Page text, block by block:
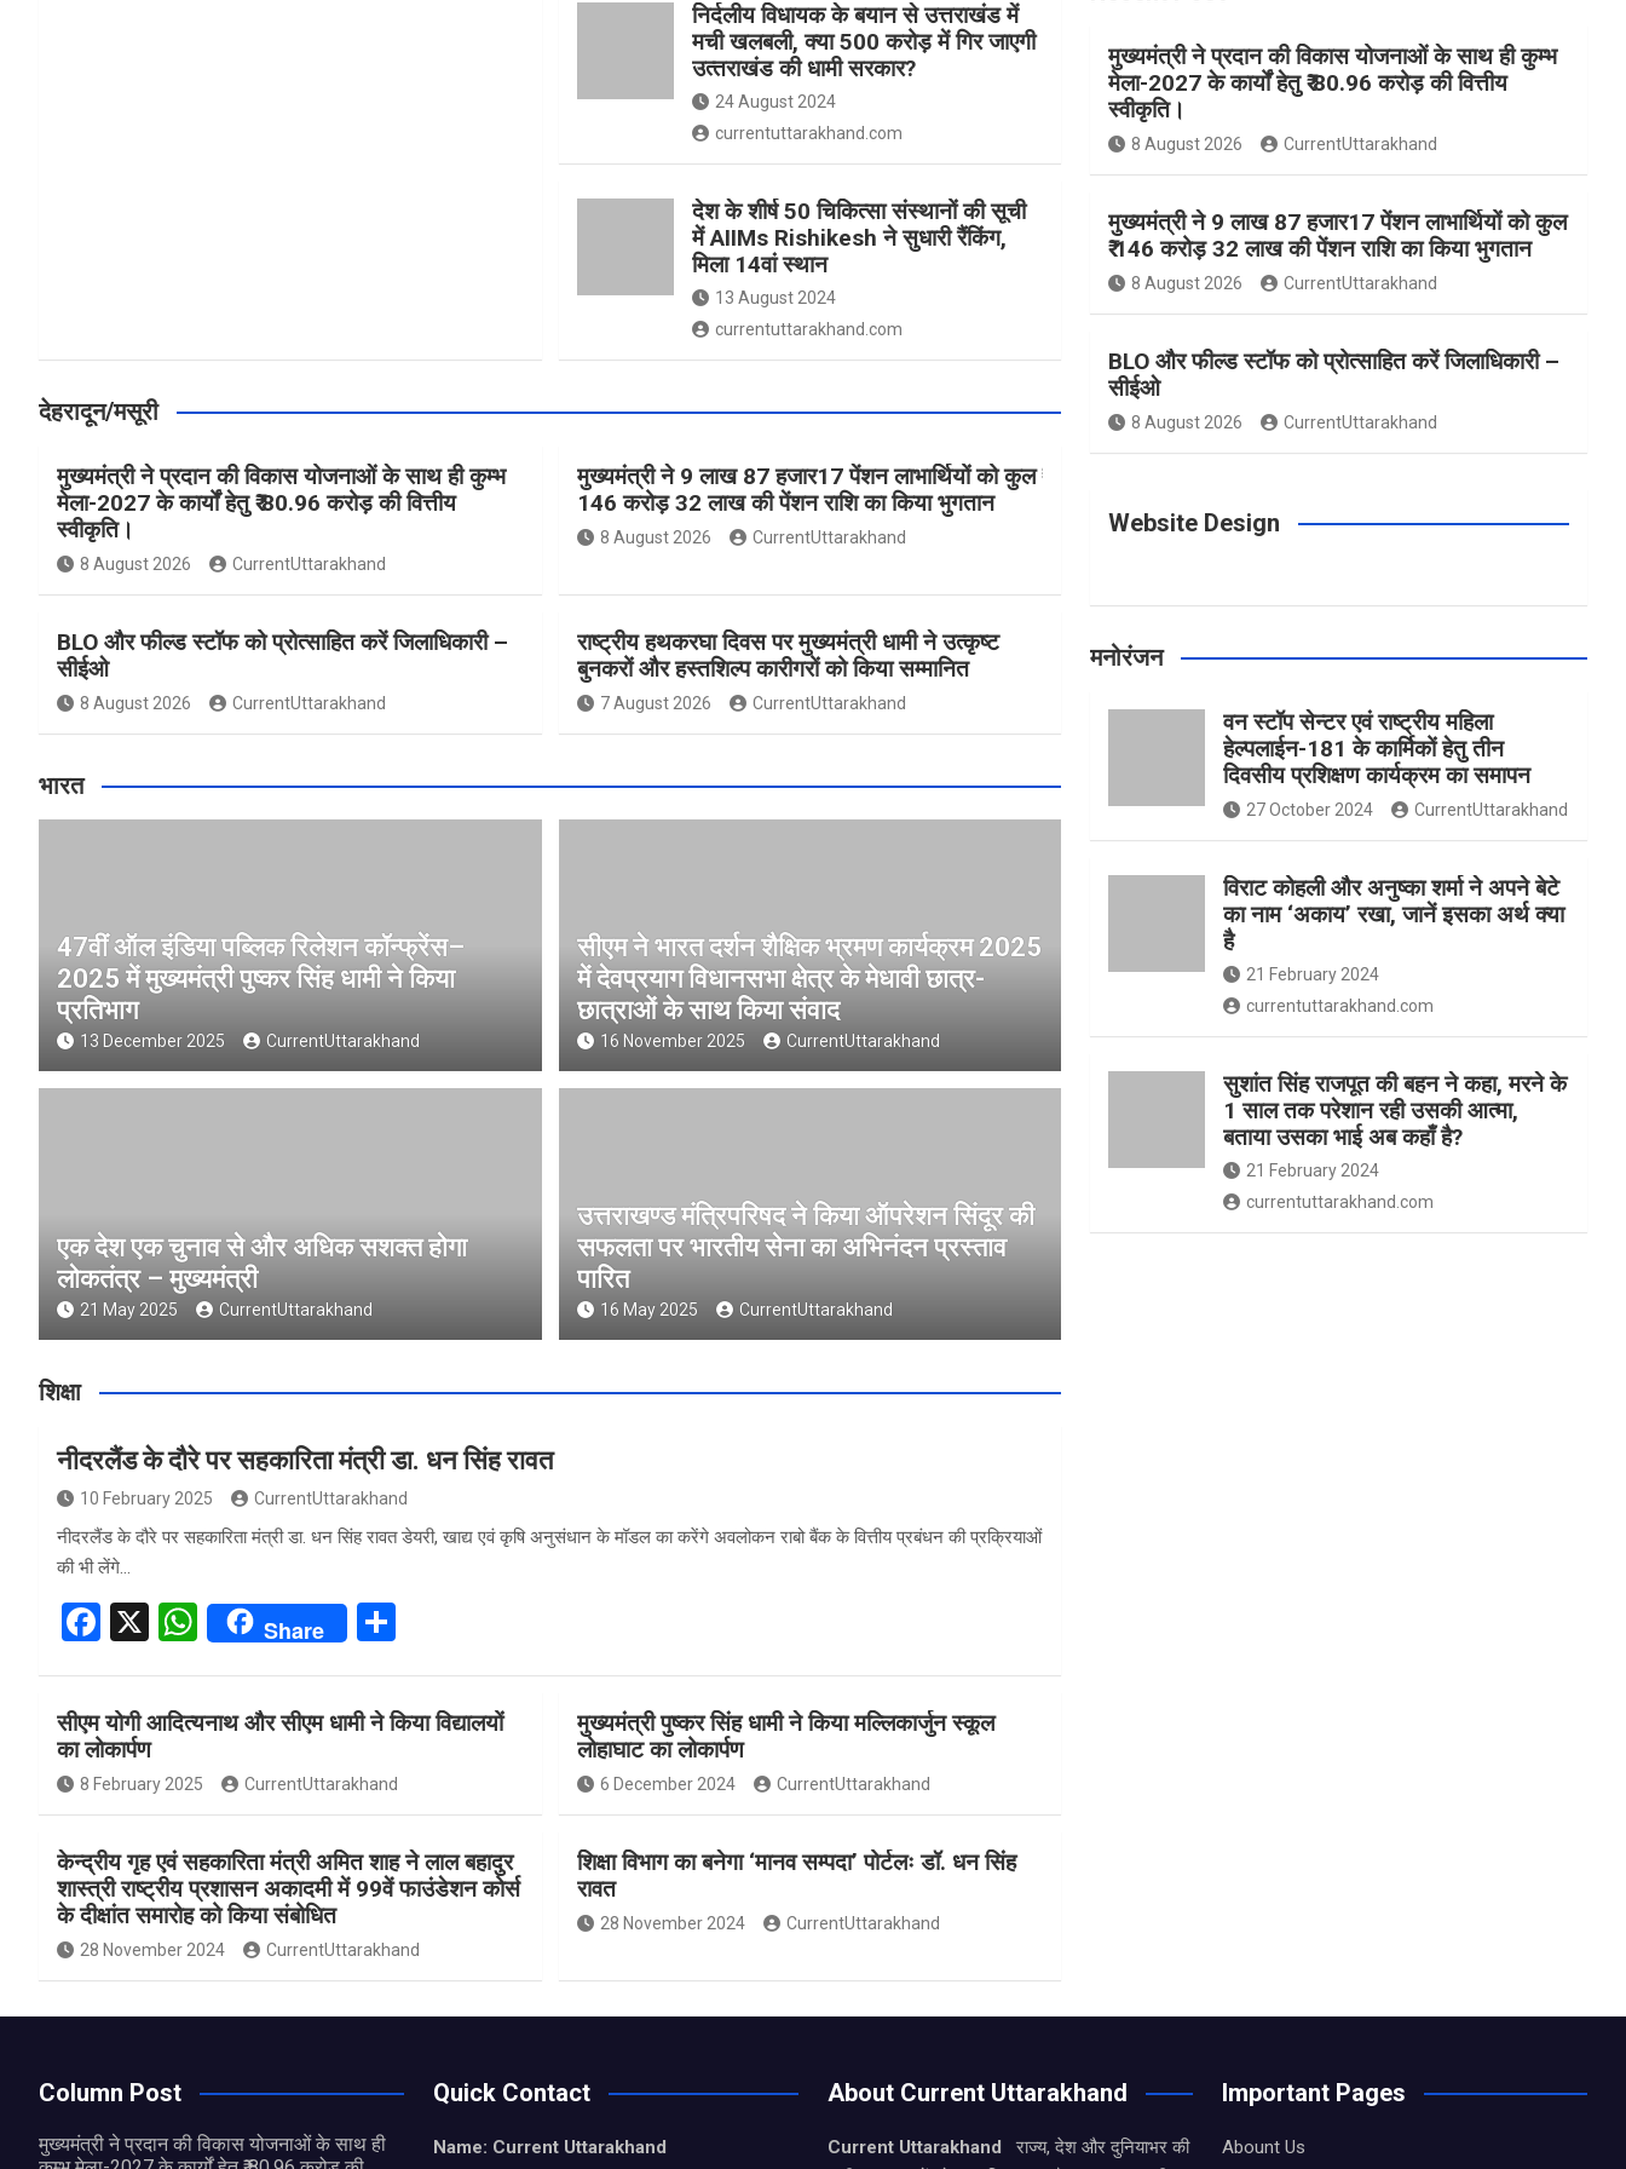
निर्दलीय विधायक के बयान से उत्तराखंड में
मची खलबली, क्‍या 500 करोड़ में गिर जाएगी
उत्‍तराखंड की धामी सरकार?
24 August 2024
currentuttarakhand.com
देश के शीर्ष 50 चिकित्सा संस्थानों की सूची
में AIIMs Rishikesh ने सुधारी रैंकिंग,
मिला 14वां स्थान
13 August 2024
currentuttarakhand.com
देहरादून/मसूरी
मुख्यमंत्री ने प्रदान की विकास योजनाओं के साथ ही कुम्भ
मेला-2027 के कार्यों हेतु ₹ 80.96 करोड़ की वित्तीय
स्वीकृति।
8 August 2026 CurrentUttarakhand
मुख्यमंत्री ने 9 लाख 87 हजार17 पेंशन लाभार्थियों को कुल ₹
146 करोड़ 32 लाख की पेंशन राशि का किया भुगतान
8 August 2026 CurrentUttarakhand
BLO और फील्ड स्टॉफ को प्रोत्साहित करें जिलाधिकारी –
सीईओ
8 August 2026 CurrentUttarakhand
राष्ट्रीय हथकरघा दिवस पर मुख्यमंत्री धामी ने उत्कृष्ट
बुनकरों और हस्तशिल्प कारीगरों को किया सम्मानित
7 August 2026 CurrentUttarakhand
भारत
47वीं ऑल इंडिया पब्लिक रिलेशन कॉन्फ्रेंस–
2025 में मुख्यमंत्री पुष्कर सिंह धामी ने किया
प्रतिभाग
13 December 2025 CurrentUttarakhand
सीएम ने भारत दर्शन शैक्षिक भ्रमण कार्यक्रम 2025
में देवप्रयाग विधानसभा क्षेत्र के मेधावी छात्र-
छात्राओं के साथ किया संवाद
16 November 2025 CurrentUttarakhand
एक देश एक चुनाव से और अधिक सशक्त होगा
लोकतंत्र – मुख्यमंत्री
21 May 2025 CurrentUttarakhand
उत्तराखण्ड मंत्रिपरिषद ने किया ऑपरेशन सिंदूर की
सफलता पर भारतीय सेना का अभिनंदन प्रस्ताव
पारित
16 May 2025 CurrentUttarakhand
शिक्षा
नीदरलैंड के दौरे पर सहकारिता मंत्री डा. धन सिंह रावत
10 February 2025 CurrentUttarakhand
नीदरलैंड के दौरे पर सहकारिता मंत्री डा. धन सिंह रावत डेयरी, खाद्य एवं कृषि अनुसंधान के मॉडल का करेंगे अवलोकन राबो बैंक के वित्तीय प्रबंधन की प्रक्रियाओं
की भी लेंगे…
F
ce
b
o
o
k
X
W
s
A
p
p
Share
ar
e
सीएम योगी आदित्यनाथ और सीएम धामी ने किया विद्यालयों
का लोकार्पण
8 February 2025 CurrentUttarakhand
मुख्यमंत्री पुष्कर सिंह धामी ने किया मल्लिकार्जुन स्कूल
लोहाघाट का लोकार्पण
6 December 2024 CurrentUttarakhand
केन्द्रीय गृह एवं सहकारिता मंत्री अमित शाह ने लाल बहादुर
शास्त्री राष्ट्रीय प्रशासन अकादमी में 99वें फाउंडेशन कोर्स
के दीक्षांत समारोह को किया संबोधित
28 November 2024 CurrentUttarakhand
शिक्षा विभाग का बनेगा ‘मानव सम्पदा’ पोर्टलः डॉ. धन सिंह
रावत
28 November 2024 CurrentUttarakhand
e
b
o
o
k
t
a
g
r
a
m
t
e
r
e
s
t
t
t
e
r
T
b
मुख्यमंत्री ने प्रदान की विकास योजनाओं के साथ ही कुम्भ
मेला-2027 के कार्यों हेतु ₹ 80.96 करोड़ की वित्तीय
स्वीकृति।
8 August 2026 CurrentUttarakhand
मुख्यमंत्री ने 9 लाख 87 हजार17 पेंशन लाभार्थियों को कुल
₹ 146 करोड़ 32 लाख की पेंशन राशि का किया भुगतान
8 August 2026 CurrentUttarakhand
BLO और फील्ड स्टॉफ को प्रोत्साहित करें जिलाधिकारी –
सीईओ
8 August 2026 CurrentUttarakhand
Website Design
मनोरंजन
वन स्टॉप सेन्टर एवं राष्ट्रीय महिला
हेल्पलाईन-181 के कार्मिकों हेतु तीन
दिवसीय प्रशिक्षण कार्यक्रम का समापन
27 October 2024 CurrentUttarakhand
विराट कोहली और अनुष्का शर्मा ने अपने बेटे
का नाम ‘अकाय’ रखा, जानें इसका अर्थ क्‍या
है
21 February 2024
currentuttarakhand.com
सुशांत सिंह राजपूत की बहन ने कहा, मरने के
1 साल तक परेशान रही उसकी आत्मा,
बताया उसका भाई अब कहाँ है?
21 February 2024
currentuttarakhand.com
Column Post
मुख्यमंत्री ने प्रदान की विकास योजनाओं के साथ ही
Quick Contact
Name: Current Uttarakhand
About Current Uttarakhand
Current Uttarakhand
राज्य, देश और दुनियाभर की
Important Pages
Abount Us